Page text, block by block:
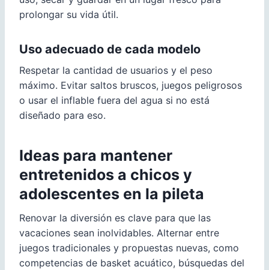
prolongar su vida útil.
Uso adecuado de cada modelo
Respetar la cantidad de usuarios y el peso
máximo. Evitar saltos bruscos, juegos peligrosos
o usar el inflable fuera del agua si no está
diseñado para eso.
Ideas para mantener
entretenidos a chicos y
adolescentes en la pileta
Renovar la diversión es clave para que las
vacaciones sean inolvidables. Alternar entre
juegos tradicionales y propuestas nuevas, como
competencias de basket acuático, búsquedas del